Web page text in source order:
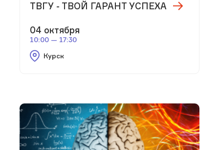
ТВГУ - ТВОЙ ГАРАНТ УСПЕХА
04 октября
10:00 — 17:30
Курск